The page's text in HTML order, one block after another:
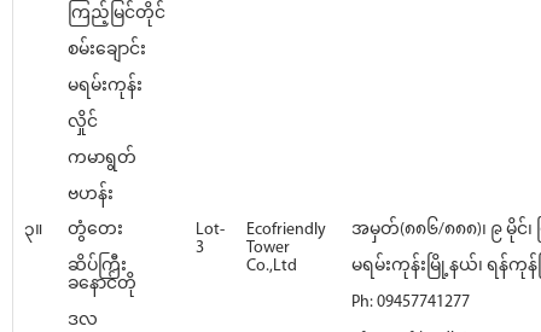
ကြည့်မြင်တိုင်
စမ်းချောင်း
မရမ်းကုန်း
လှိုင်
ကမာရွတ်
ဗဟန်း
၃။
တွံတေး
ဆိပ်ကြီး
ခနောင်တို
ဒလ
Lot-
3
Ecofriendly
Tower
Co.,Ltd
အမှတ်(၈၈၆/၈၈၈)၊ ၉ မိုင်၊
မရမ်းကုန်းမြို့နယ်၊ ရန်ကုန်
Ph: 09457741277